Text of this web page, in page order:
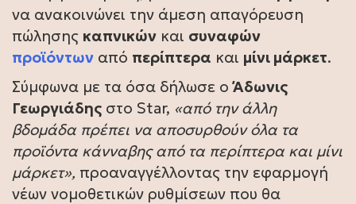
να ανακοινώνει την άμεση απαγόρευση
πώλησης καπνικών και συναφών
προϊόντων από περίπτερα και μίνι μάρκετ.
Σύμφωνα με τα όσα δήλωσε οΆδωνις
Γεωργιάδης στο Star, «από την άλλη
βδομάδα πρέπει να αποσυρθούν όλα τα
προϊόντα κάνναβης από τα περίπτερα και μίνι
μάρκετ», προαναγγέλλοντας την εφαρμογή
νέων νομοθετικών ρυθμίσεων που θα